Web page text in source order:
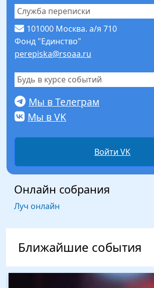
Служба переписки
101000 Москва. а/я 710
Фонд "Единство"
perepiska@rsoaa.ru
Будь в курсе событий
Мы в Телеграм
Мы в VK
Войти VK
Онлайн собрания
Луч онлайн
Ближайшие события
Изображение